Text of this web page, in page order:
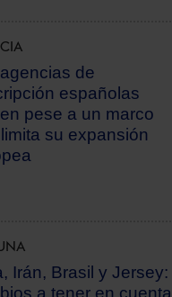
de
españolas
pese a un marco
su expansión
Irán, Brasil y Jersey:
a tener en cuenta